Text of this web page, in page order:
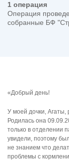
1 операция
Операция
собранные БФ
«Добрый день!
У моей дочки, Агаты,
Родилась она
только в отделении
увидели, поэтому
не знанием что
проблемы с